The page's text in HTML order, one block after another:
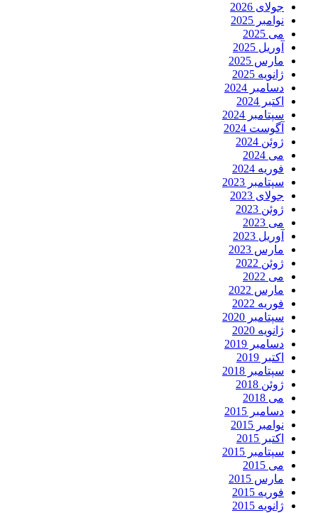
جولای 2026
نوامبر 2025
می 2025
آوریل 2025
مارس 2025
ژانویه 2025
دسامبر 2024
اکتبر 2024
سپتامبر 2024
آگوست 2024
ژوئن 2024
می 2024
فوریه 2024
سپتامبر 2023
جولای 2023
ژوئن 2023
می 2023
آوریل 2023
مارس 2023
ژوئن 2022
می 2022
مارس 2022
فوریه 2022
سپتامبر 2020
ژانویه 2020
دسامبر 2019
اکتبر 2019
سپتامبر 2018
ژوئن 2018
می 2018
دسامبر 2015
نوامبر 2015
اکتبر 2015
سپتامبر 2015
می 2015
مارس 2015
فوریه 2015
ژانویه 2015